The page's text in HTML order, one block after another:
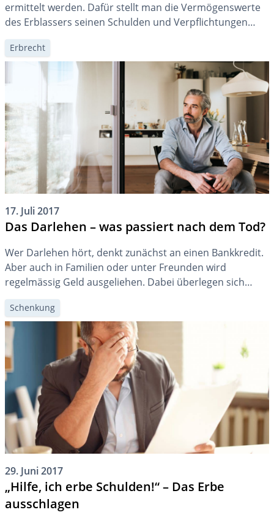
ermittelt werden. Dafür stellt man die Vermögenswerte
des Erblassers seinen Schulden und Verpflichtungen
gegenüber. Der Überschuss bildet dann den Nachlass,
auf den Sie unter Umständen noch eine Steuer bezahlen
müssen.
Erbrecht
17. Juli 2017
Das Darlehen – was passiert nach dem Tod?
Wer Darlehen hört, denkt zunächst an einen Bankkredit.
Aber auch in Familien oder unter Freunden wird
regelmässig Geld ausgeliehen. Dabei überlegen sich
wenige, was im Todesfall damit passiert. Dies kann sich
als kostspieliger Fehler herausstellen.
Schenkung
29. Juni 2017
„Hilfe, ich erbe Schulden!“ – Das Erbe
ausschlagen